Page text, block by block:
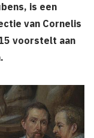
is een
van Cornelis
voorstelt aan